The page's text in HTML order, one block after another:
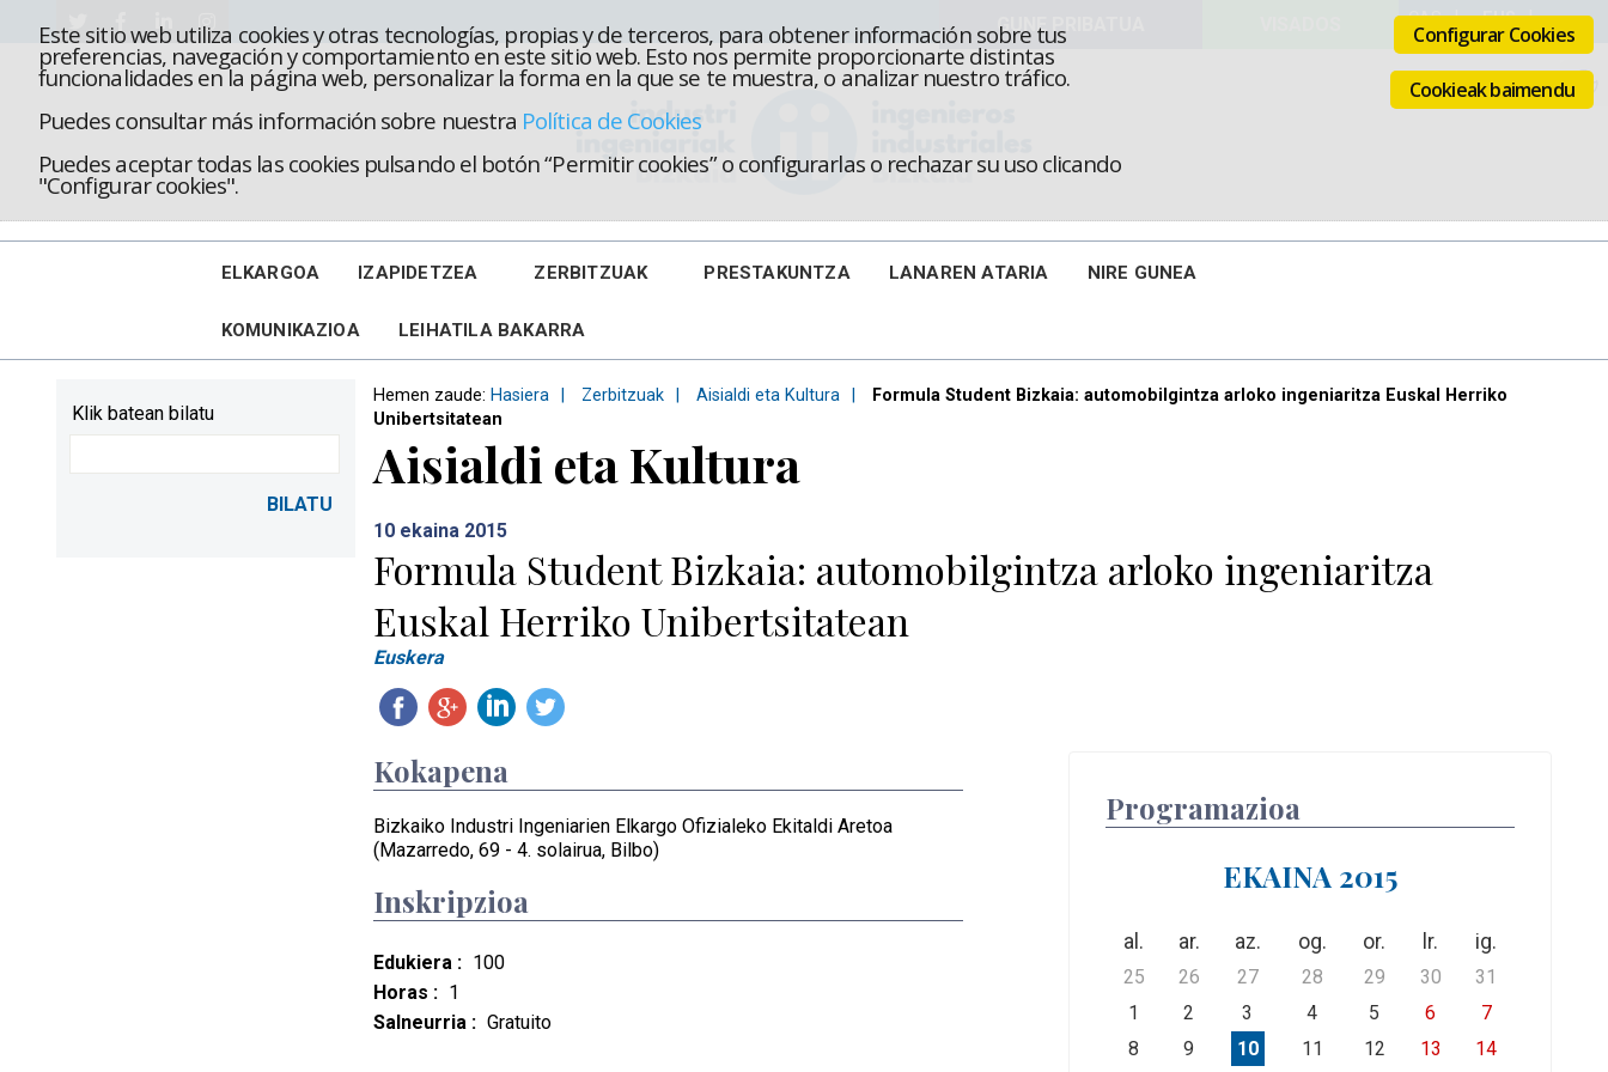
Este sitio web utiliza cookies y otras tecnologías, propias y de terceros, para obtener información sobre tus
preferencias, navegación y comportamiento en este sitio web. Esto nos permite proporcionarte distintas
funcionalidades en la página web, personalizar la forma en la que se te muestra, o analizar nuestro tráfico.
Puedes consultar más información sobre nuestra Política de Cookies
Puedes aceptar todas las cookies pulsando el botón “Permitir cookies” o configurarlas o rechazar su uso clicando
"Configurar cookies".
Configurar Cookies
Cookieak baimendu
ELKARGOA IZAPIDETZEA ZERBITZUAK PRESTAKUNTZA LANAREN ATARIA NIRE GUNEA
KOMUNIKAZIOA LEIHATILA BAKARRA
Hemen zaude: Hasiera Zerbitzuak Aisialdi eta Kultura
Formula Student Bizkaia: automobilgintza arloko ingeniaritza Euskal Herriko
Unibertsitatean
Aisialdi eta Kultura
10 ekaina 2015
Formula Student Bizkaia: automobilgintza arloko ingeniaritza
Euskal Herriko Unibertsitatean
Euskera
Kokapena
Bizkaiko Industri Ingeniarien Elkargo Ofizialeko Ekitaldi Aretoa
(Mazarredo, 69 - 4. solairua, Bilbo)
Programazioa
EKAINA 2015
al. ar. az. og. or. lr. ig.
25 26 27 28 29 30
31
1
2 3 4 5 6
7
8
9 10 11 12 13 14
Inskripzioa
Edukiera : 100
Horas : 1
Salneurria : Gratuito
Klik batean bilatu